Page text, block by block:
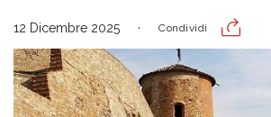
12 Dicembre 2025 Condividi